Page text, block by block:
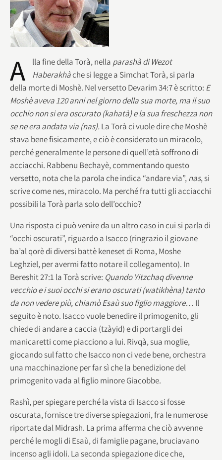
A lla fine della Torà, nella parashà di Wezot
Haberakhàche si legge a Simchat Torà, si parla
della morte di Moshè. Nel versetto Devarim 34:7 è scritto: E
Moshè aveva 120 anni nel giorno della sua morte, ma il suo
occhio non si era oscurato (kahatà) e la sua freschezza non
se ne era andata via (nas). La Torà ci vuole dire che Moshè
stava bene fisicamente, e ciò è considerato un miracolo,
perché generalmente le persone di quell’età soffrono di
acciacchi. Rabbenu Bechayè, commentando questo
versetto, nota che la parola che indica “andare via”,nas, si
scrive come nes, miracolo. Ma perché fra tutti gli acciacchi
possibili la Torà parla solo dell’occhio?
Una risposta ci può venire da un altro caso in cui si parla di
“occhi oscurati”, riguardo a Isacco (ringrazio il giovane
ba’al qorè di diversi battè keneset di Roma, Moshe
Leghziel, per avermi fatto notare il collegamento). In
Bereshit 27:1 la Torà scrive: Quando Yitzchaq divenne
vecchio e i suoi occhi si erano oscurati (watikhèna) tanto
da non vedere più, chiamò Esaù suo figlio maggiore… Il
seguito è noto. Isacco vuole benedire il primogenito, gli
chiede di andare a caccia (tzàyid) e di portargli dei
manicaretti come piacciono a lui. Rivqà, sua moglie,
giocando sul fatto che Isacco non ci vede bene, orchestra
una macchinazione per far sì che la benedizione del
primogenito vada al figlio minore Giacobbe.
Rashì, per spiegare perché la vista di Isacco si fosse
oscurata, fornisce tre diverse spiegazioni, fra le numerose
riportate dal Midrash. La prima afferma che ciò avvenne
perché le mogli di Esaù, di famiglie pagane, bruciavano
incenso agli idoli. La seconda spiegazione dice che,